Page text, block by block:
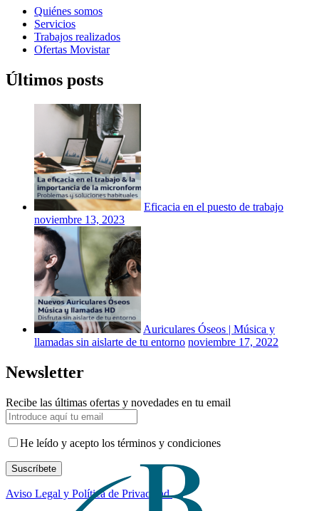
Quiénes somos
Servicios
Trabajos realizados
Ofertas Movistar
Últimos posts
Eficacia en el puesto de trabajo
noviembre 13, 2023
Auriculares Óseos | Música y
llamadas sin aislarte de tu entorno noviembre 17, 2022
Newsletter
Recibe las últimas ofertas y novedades en tu email
He leído y acepto los términos y condiciones
Suscríbete
Aviso Legal y Política de Privacidad.